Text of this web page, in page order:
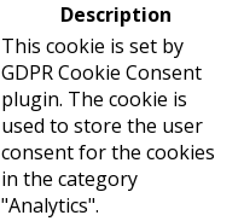
Description
This cookie is set by
GDPR Cookie Consent
plugin. The cookie is
used to store the user
consent for the cookies
in the category
"Analytics".